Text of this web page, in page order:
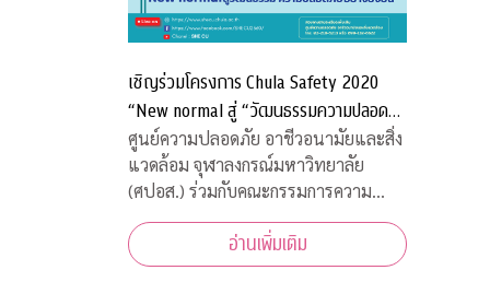
เชิญร่วมโครงการ Chula Safety 2020
“New normal สู่ “วัฒนธรรมความปลอดภัย
อย่างยั่งยืน”
ศูนย์ความปลอดภัย อาชีวอนามัยและสิ่ง
แวดล้อม จุฬาลงกรณ์มหาวิทยาลัย
(ศปอส.) ร่วมกับคณะกรรมการความ
ปลอดภัย อาชีวอนามัย และสภาพ
แวดล้อมในการทำงาน จุฬาลงกรณ์
มหาวิทยาลัย และภาคีเครือข่าย จัดงาน
อ่านเพิ่มเติม